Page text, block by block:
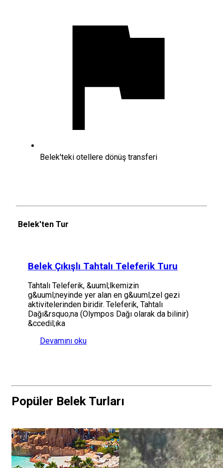
Belek'teki otellere dönüş transferi
Belek'ten Tur
Belek Çıkışlı Tahtalı Teleferik Turu
Tahtalı Teleferik, &uuml;lkemizin
g&uuml;neyinde yer alan en g&uuml;zel gezi
aktivitelerinden biridir. Teleferik, Tahtalı
Dağı&rsquo;na (Olympos Dağı olarak da bilinir)
&ccedil;ıka
Devamını oku
Popüler Belek Turları